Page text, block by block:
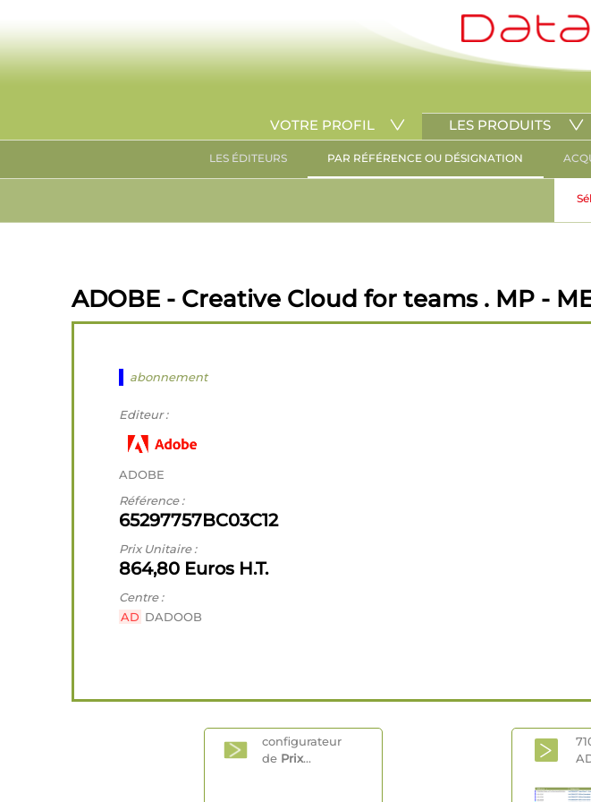
VOTRE PROFIL LES PRODUITS
LES ÉDITEURS PAR RÉFÉRENCE OU DÉSIGNATION
ADOBE - Creative Cloud for teams . MP -
abonnement
Editeur :
ADOBE
Référence :
65297757BC03C12
Prix Unitaire :
864,80 Euros H.T.
Centre :
AD DADOOB
configurateur
de Prix...